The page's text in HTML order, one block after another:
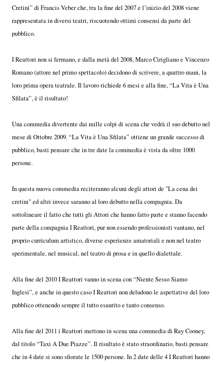
Cretini” di Francis Veber che, tra la fine del 2007 e l’inizio del 2008 viene
rappresentata in diversi teatri, riscuotendo ottimi consensi da parte del
pubblico.
I Reattori non si fermano, e dalla metà del 2008, Marco Cirigliano e Vincenzo
Romano (attore nel primo spettacolo) decidono di scrivere, a quattro mani, la
loro prima opera teatrale. Il lavoro richiede 6 mesi e alla fine, “La Vita è Una
Sfilata”, è il risultato!
Una commedia divertente dai mille colpi di scena che vedrà il suo debutto nel
mese di Ottobre 2009. “La Vita è Una Sfilata” ottiene un grande successo di
pubblico, basti pensare che in tre date la commedia è vista da oltre 1000
persone.
In questa nuova commedia reciteranno alcuni degli attori de "La cena dei
cretini" ed altri invece saranno al loro debutto nella compagnia. Da
sottolineare il fatto che tutti gli Attori che hanno fatto parte e stanno facendo
parte della compagnia I Reattori, pur non essendo professionisti vantano, nel
proprio curriculum artistico, diverse esperienze amatoriali e non nel teatro
sperimentale, nel musical, nel teatro di prosa e in quello dialettale.
Alla fine del 2010 I Reattori vanno in scena con “Niente Sesso Siamo
Inglesi”, e anche in questo caso I Reattori non deludono le aspettative del loro
pubblico ottenendo sempre il tutto esaurito e tanto consenso.
Alla fine del 2011 i Reattori mettono in scena una commedia di Ray Cooney,
dal titolo “Taxi A Due Piazze”. Il risultato è stato straordinario, basti pensare
che in 4 date si sono sfiorate le 1500 persone. In 2 date delle 4 I Reattori hanno